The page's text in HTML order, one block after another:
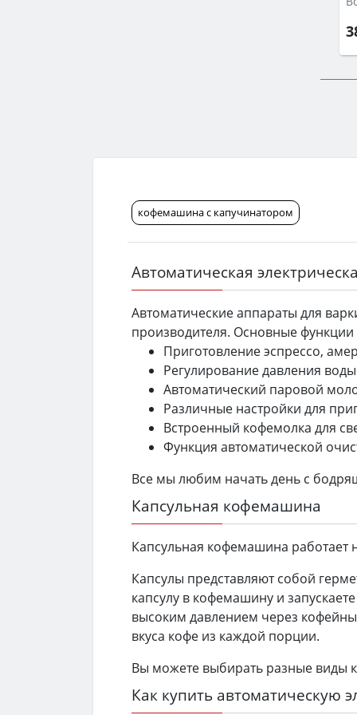
кофемашина с капучинатором
Автоматическая
Автоматические аппараты для
производителя. Основные
Приготовление эспрессо,
Регулирование давления
Автоматический паровой
Различные настройки для
Встроенный кофемолка для
Функция автоматической
Все мы любим начать день с
Капсульная кофемашина
Капсульная кофемашина работает
Капсулы представляют собой
капсулу в кофемашину и
высоким давлением через
вкуса кофе из каждой порции.
Вы можете выбирать разные виды
Как купить автоматическую